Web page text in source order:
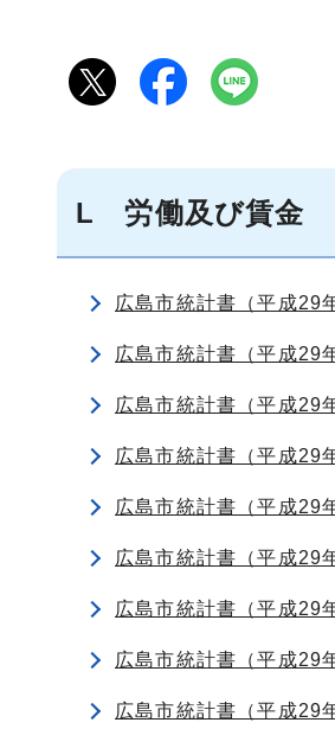
L 労働及び賃金
広島市統計書（平成
広島市統計書（平成
広島市統計書（平成
広島市統計書（平成
広島市統計書（平成
広島市統計書（平成
広島市統計書（平成
広島市統計書（平成
広島市統計書（平成